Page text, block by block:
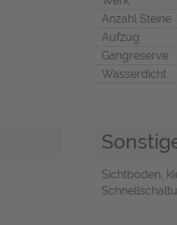
Anzahl Steine
Aufzug
Gangreserve
Wasserdicht
Sichtboden,